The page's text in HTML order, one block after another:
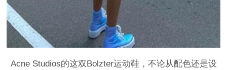
Acne Studios的这双Bolzter运动鞋，不论从配色还是设